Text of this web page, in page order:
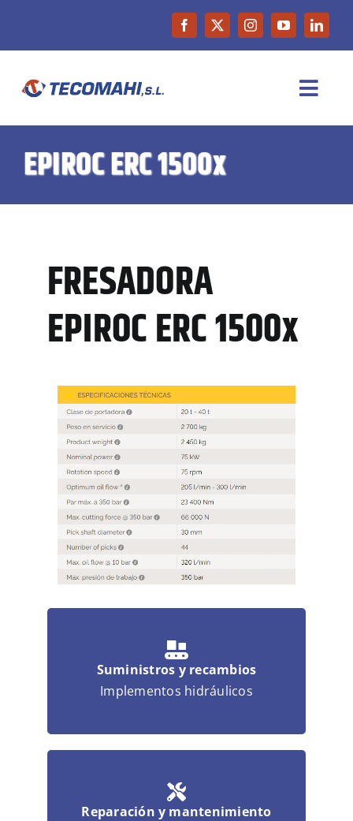
contenido
MAQUINARIA DE OCASIÓN
MULTIMEDIA
CONTACTO
EPIROC ERC 1500x
FRESADORA
EPIROC ERC 1500x
Suministros y recambios
Implementos hidráulicos
Reparación y mantenimiento